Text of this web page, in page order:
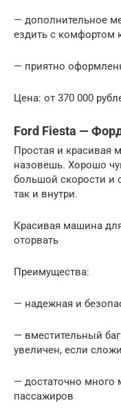
— дополнительное
ездить с комфортом
— приятно
Цена: от 370 000
Ford Fiesta —
Простая и красивая
назовешь. Хорошо
большой скорости и
так и внутри.
Красивая машина
оторвать
Преимущества:
— надежная и
— вместительный
увеличен, если
— достаточно много
пассажиров